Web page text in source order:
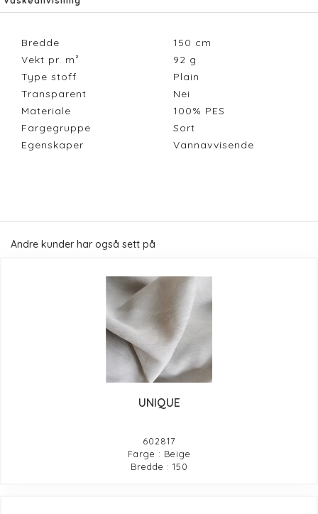
Bredde 150 cm
Vekt pr. m²
92 g
Type stoff
Plain
Transparent
Nei
Materiale
100% PES
Fargegruppe
Sort
Egenskaper
Vannavvisende
Andre kunder har også sett på
UNIQUE
602817
Farge : Beige
Bredde : 150